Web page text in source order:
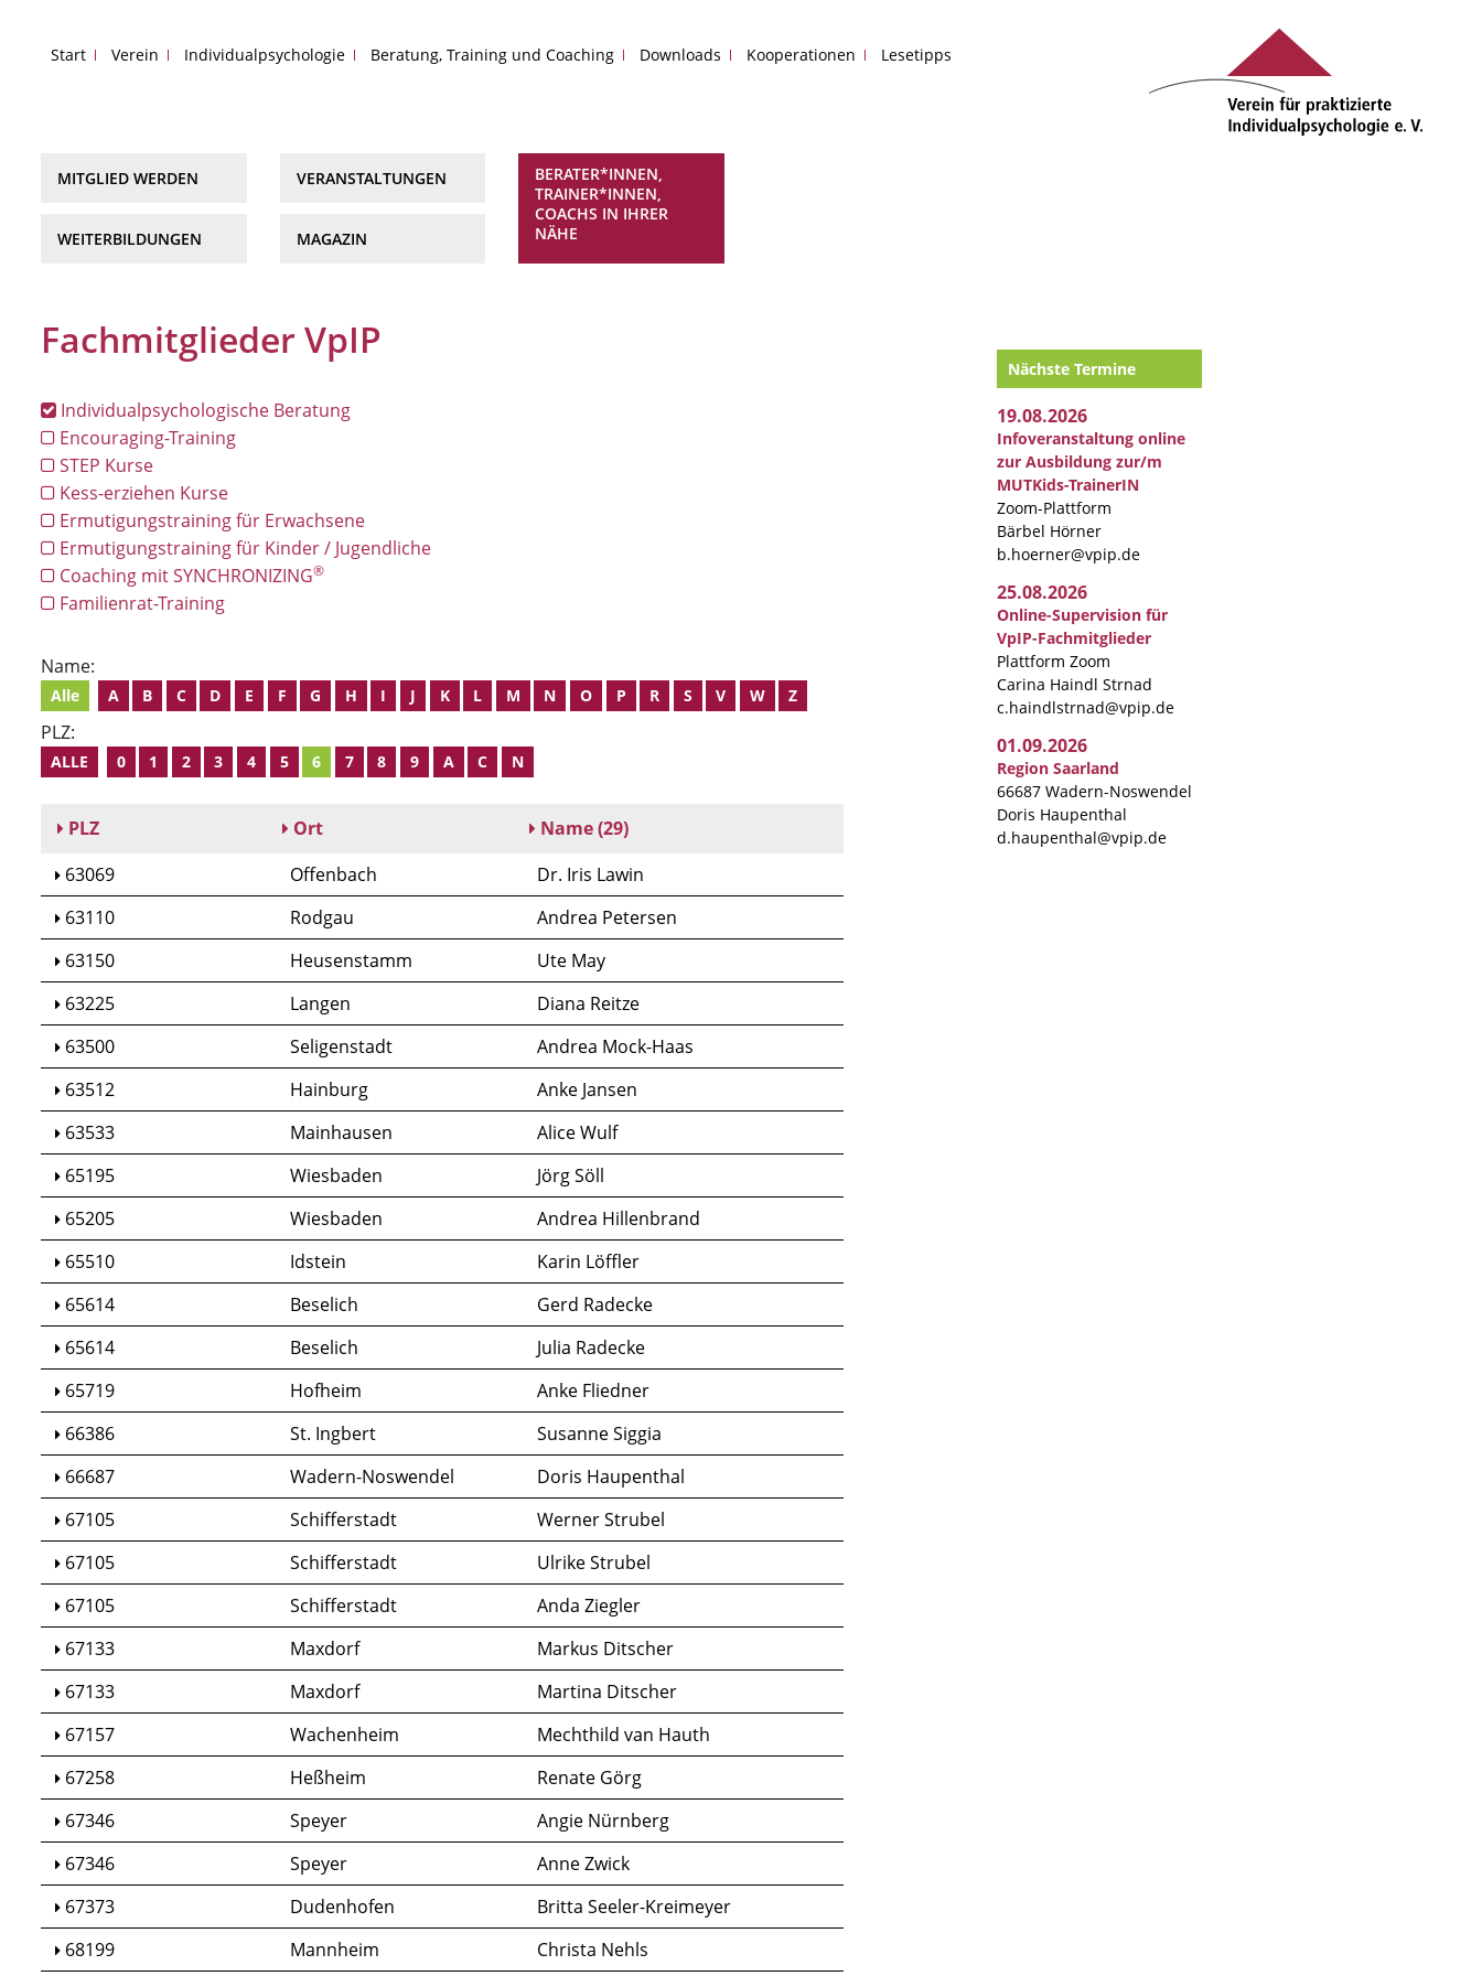
Start Verein Individualpsychologie Beratung, Training und Coaching Downloads Kooperationen Lesetipps
MITGLIED WERDEN
WEITERBILDUNGEN
VERANSTALTUNGEN
MAGAZIN
BERATER*INNEN,
TRAINER*INNEN,
COACHS IN IHRER
NÄHE
Fachmitglieder VpIP
Individualpsychologische Beratung
Encouraging-Training
STEP Kurse
Kess-erziehen Kurse
Ermutigungstraining für Erwachsene
Ermutigungstraining für Kinder / Jugendliche
Coaching mit SYNCHRONIZING®
Familienrat-Training
Name:
Alle A B C D E F G H I J K L M N O P R S V W Z
PLZ:
ALLE 0 1 2 3 4 5 6 7 8 9 A C N
PLZ Ort Name(29)
63069
Offenbach
Dr. Iris Lawin
63110
Rodgau
Andrea Petersen
63150
Heusenstamm
Ute May
63225
Langen
Diana Reitze
63500
Seligenstadt
Andrea Mock-Haas
63512
Hainburg
Anke Jansen
63533
Mainhausen
Alice Wulf
65195
Wiesbaden
Jörg Söll
65205
Wiesbaden
Andrea Hillenbrand
65510
Idstein
Karin Löffler
65614
Beselich
Gerd Radecke
65614
Beselich
Julia Radecke
65719
Hofheim
Anke Fliedner
66386
St. Ingbert
Susanne Siggia
66687
Wadern-Noswendel
Doris Haupenthal
67105
Schifferstadt
Werner Strubel
67105
Schifferstadt
Ulrike Strubel
67105
Schifferstadt
Anda Ziegler
67133
Maxdorf
Markus Ditscher
67133
Maxdorf
Martina Ditscher
67157
Wachenheim
Mechthild van Hauth
67258
Heßheim
Renate Görg
67346
Speyer
Angie Nürnberg
67346
Speyer
Anne Zwick
67373
Dudenhofen
Britta Seeler-Kreimeyer
68199
Mannheim Christa Nehls
Nächste Termine
19.08.2026
Infoveranstaltung online
zur Ausbildung zur/m
MUTKids-TrainerIN
Zoom-Plattform
Bärbel Hörner
b.hoerner@vpip.de
25.08.2026
Online-Supervision für
VpIP-Fachmitglieder
Plattform Zoom
Carina Haindl Strnad
c.haindlstrnad@vpip.de
01.09.2026
Region Saarland
66687 Wadern-Noswendel
Doris Haupenthal
d.haupenthal@vpip.de